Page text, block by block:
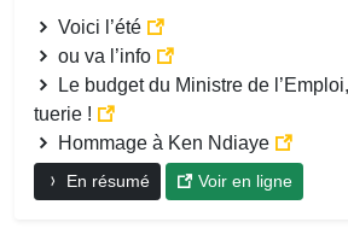
Voici l’été
ou va l’info
Le budget du Ministre de
tuerie !
Hommage à Ken Ndiaye
En résumé Voir en ligne